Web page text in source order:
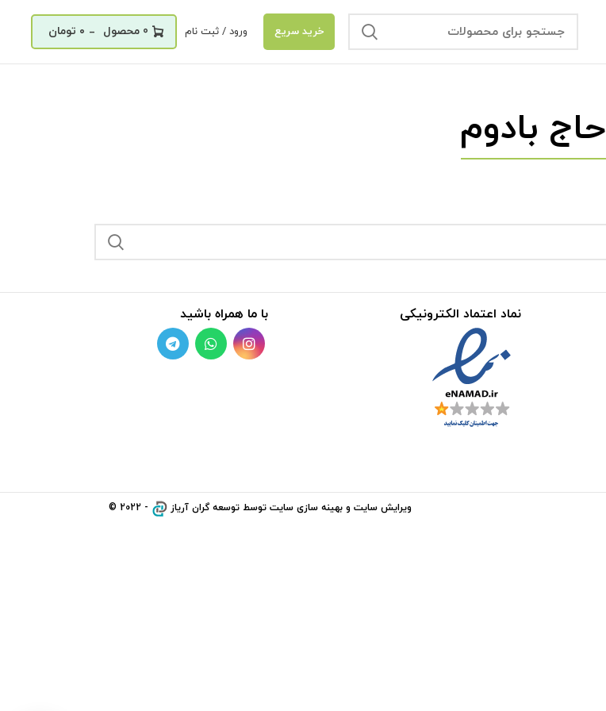
خرید سریع ورود / ثبت نام 0
_ ۰ تومان
حاج بادوم
با ما همراه باشید نماد اعتماد الکترونیکی
ویرایش سایت و بهینه سازی سایت توسط توسعه گران آریاز - 2022 ©